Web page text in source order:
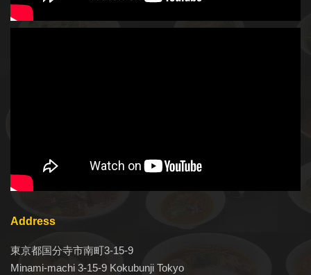
Address
東京都国分寺市南町3-15-9
Minami-machi 3-15-9 Kokubunji Tokyo